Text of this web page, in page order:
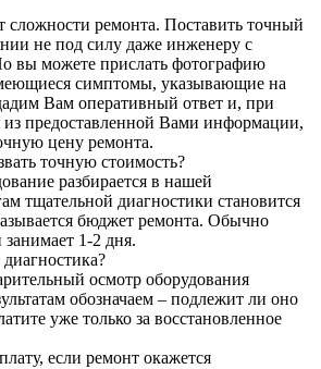
сложности ремонта. Поставить точный
не под силу даже инженеру с
вы можете прислать фотографию
симптомы, указывающие на
Вам оперативный ответ и, при
из предоставленной Вами информации,
цену ремонта.
точную стоимость?
разбирается в нашей
тщательной диагностики становится
бюджет ремонта. Обычно
1-2 дня.
диагностика?
осмотр оборудования
обозначаем – подлежит ли оно
уже только за восстановленное
если ремонт окажется